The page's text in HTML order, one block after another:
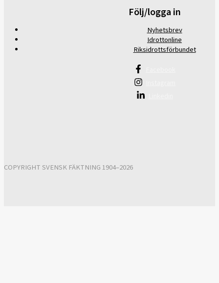
Följ/logga in
Nyhetsbrev
Idrottonline
Riksidrottsförbundet
COPYRIGHT SVENSK FÄKTNING 1904–2026